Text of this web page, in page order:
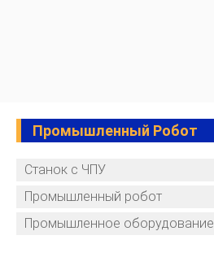
Промышленный Робот
Станок с ЧПУ
Промышленный робот
Промышленное оборудование